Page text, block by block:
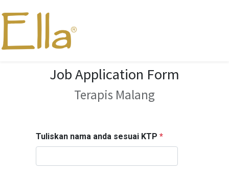
Job Application Form
Terapis Malang
Tuliskan nama anda sesuai KTP *